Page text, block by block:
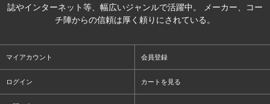
誌やインターネット等、幅広いジャンルで活躍中。 メーカー、コー
チ陣からの信頼は厚く頼りにされている。
マイアカウント 会員登録
ログイン カートを見る